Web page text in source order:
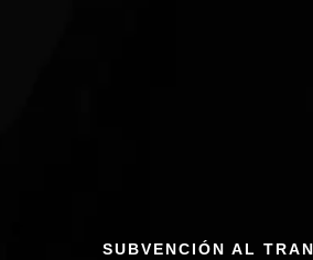
SUBVENCIÓN AL